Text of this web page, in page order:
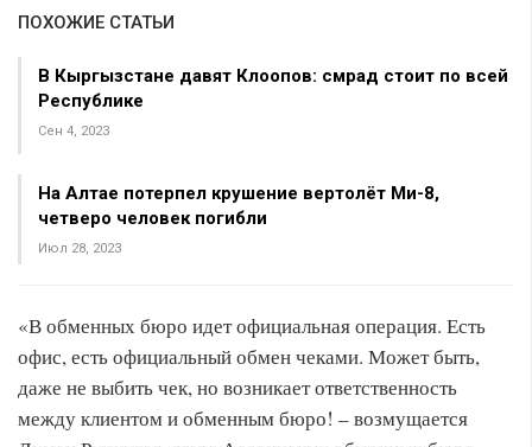
ПОХОЖИЕ СТАТЬИ
В Кыргызстане давят Клоопов: смрад стоит по всей
Республике
Сен 4, 2023
На Алтае потерпел крушение вертолёт Ми-8,
четверо человек погибли
Июл 28, 2023
«В обменных бюро идет официальная операция. Есть
офис, есть официальный обмен чеками. Может быть,
даже не выбить чек, но возникает ответственность
между клиентом и обменным бюро! – возмущается